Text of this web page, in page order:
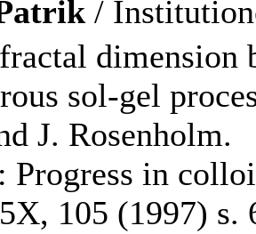
/
sol-gel
J. Rosenholm.
Progress in
105 (1997) s.